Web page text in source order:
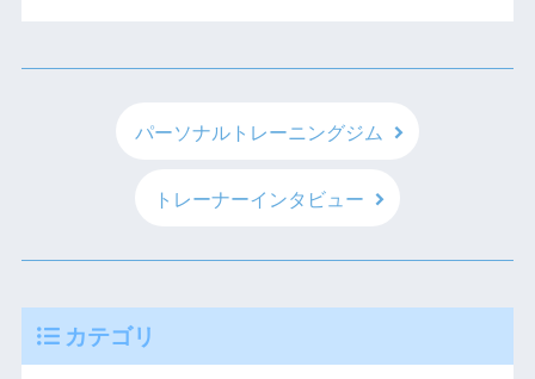
パーソナルトレーニングジム
トレーナーインタビュー
カテゴリ